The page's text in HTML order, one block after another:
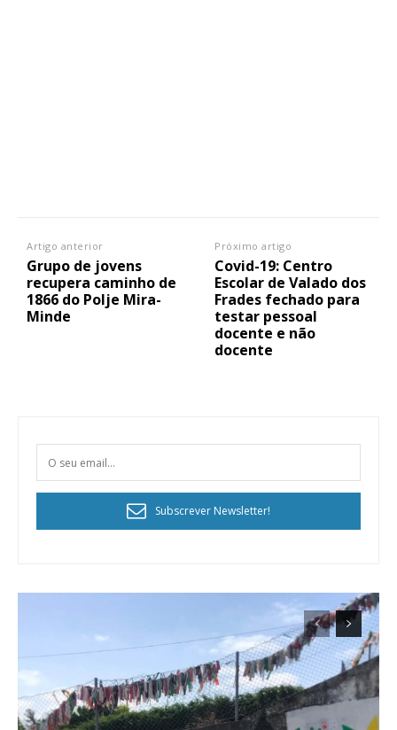
Artigo anterior
Grupo de jovens
recupera caminho de
1866 do Polje Mira-
Minde
Próximo artigo
Covid-19: Centro
Escolar de Valado dos
Frades fechado para
testar pessoal
docente e não
docente
Subscrever Newsletter!